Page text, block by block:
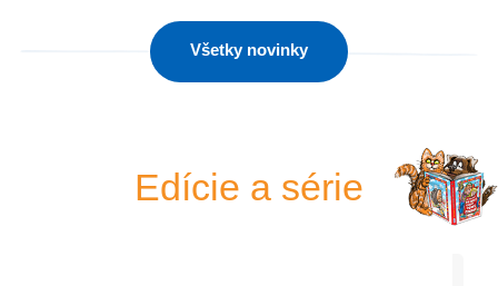
Všetky novinky
Edície a série